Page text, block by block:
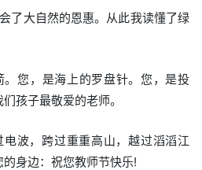
了大自然的恩惠。从此我读懂了绿
您，是海上的罗盘针。您，是投
孩子最敬爱的老师。
波，跨过重重高山，越过滔滔江
身边：祝您教师节快乐!